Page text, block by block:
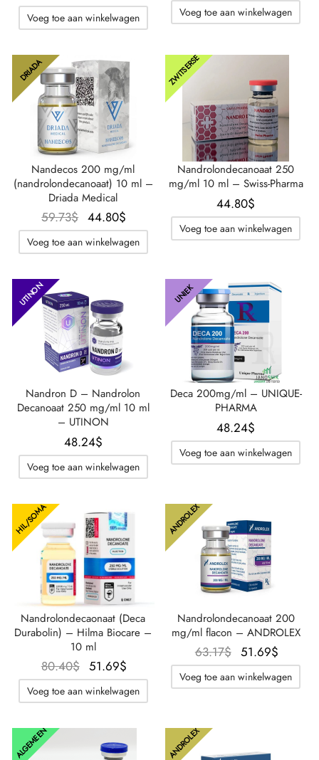
51.00$.prijs is:
42.50$.
Voeg toe aan winkelwagen
prijs was:
59.73$.
prijs
Voeg toe aan winkelwagen
DRIADA
Nandecos 200 mg/ml
(nandrolondecanoaat) 10 ml –
Driada Medical
59.73$ Oorspronkelijke
prijs was:
59.73$.
44.80$
huidige
prijs is:
Voeg toe aan winkelwagen
ZWITSERSE
Nandrolondecanoaat 250
mg/ml 10 ml – Swiss-Pharma
44.80$
Voeg toe aan winkelwagen
UTINON
Nandron D – Nandrolon
Decanoaat 250 mg/ml 10 ml
– UTINON
48.24$
Voeg toe aan winkelwagen
UNIEK
Deca 200mg/ml – UNIQUE-
PHARMA
48.24$
Voeg toe aan winkelwagen
HIL/SOMA
Nandrolondecaonaat (Deca
Durabolin) – Hilma Biocare –
10 ml
80.40$ Oorspronkelijke
prijs was:
80.40$.
51.69$
huidige
prijs is:
Voeg toe aan winkelwagen
ANDROLEX
Nandrolondecanoaat 200
mg/ml flacon – ANDROLEX
63.17$ Oorspronkelijke
prijs was:
63.17$.
51.69$
prijs is:
Voeg toe aan winkelwagen
ALGEMEEN ANDROLEX